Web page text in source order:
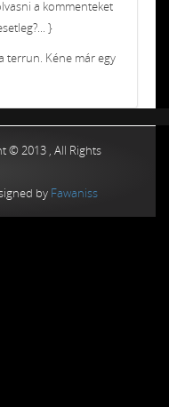
a kommenteket
}
terrun. Kéne már egy
© 2013 , All Rights
by Fawaniss